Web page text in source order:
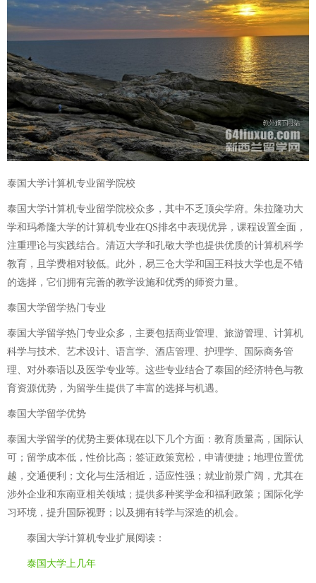
泰国大学计算机专业留学院校
泰国大学计算机专业留学院校众多，其中不乏顶尖学府。朱拉隆功大
学和玛希隆大学的计算机专业在QS排名中表现优异，课程设置全面，
注重理论与实践结合。清迈大学和孔敬大学也提供优质的计算机科学
教育，且学费相对较低。此外，易三仓大学和国王科技大学也是不错
的选择，它们拥有完善的教学设施和优秀的师资力量。
泰国大学留学热门专业
泰国大学留学热门专业众多，主要包括商业管理、旅游管理、计算机
科学与技术、艺术设计、语言学、酒店管理、护理学、国际商务管
理、对外泰语以及医学专业等。这些专业结合了泰国的经济特色与教
育资源优势，为留学生提供了丰富的选择与机遇。
泰国大学留学优势
泰国大学留学的优势主要体现在以下几个方面：教育质量高，国际认
可；留学成本低，性价比高；签证政策宽松，申请便捷；地理位置优
越，交通便利；文化与生活相近，适应性强；就业前景广阔，尤其在
涉外企业和东南亚相关领域；提供多种奖学金和福利政策；国际化学
习环境，提升国际视野；以及拥有转学与深造的机会。
泰国大学计算机专业扩展阅读：
泰国大学上几年